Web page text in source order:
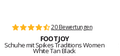
20 Bewertungen
FOOTJOY
Schuhe mit Spikes Traditions Women
White Tan Black